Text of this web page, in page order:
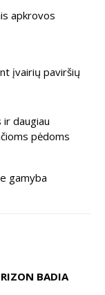
apkrovos
įvairių paviršių
daugiau
pėdoms
gamyba
BADIA